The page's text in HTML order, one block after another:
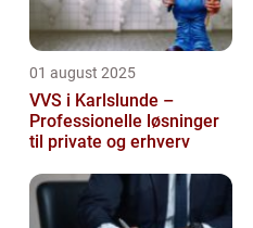
01 august 2025
VVS i Karlslunde –
Professionelle løsninger
til private og erhverv